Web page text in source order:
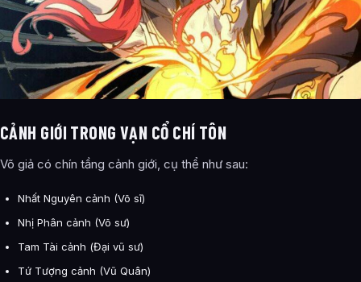
CẢNH GIỚI TRONG VẠN CỔ CHÍ TÔN
Võ giả có chín tầng cảnh giới, cụ thể như sau:
Nhất Nguyên cảnh (Võ sĩ)
Nhị Phân cảnh (Võ sư)
Tam Tài cảnh (Đại vũ sư)
Tứ Tượng cảnh (Vũ Quân)